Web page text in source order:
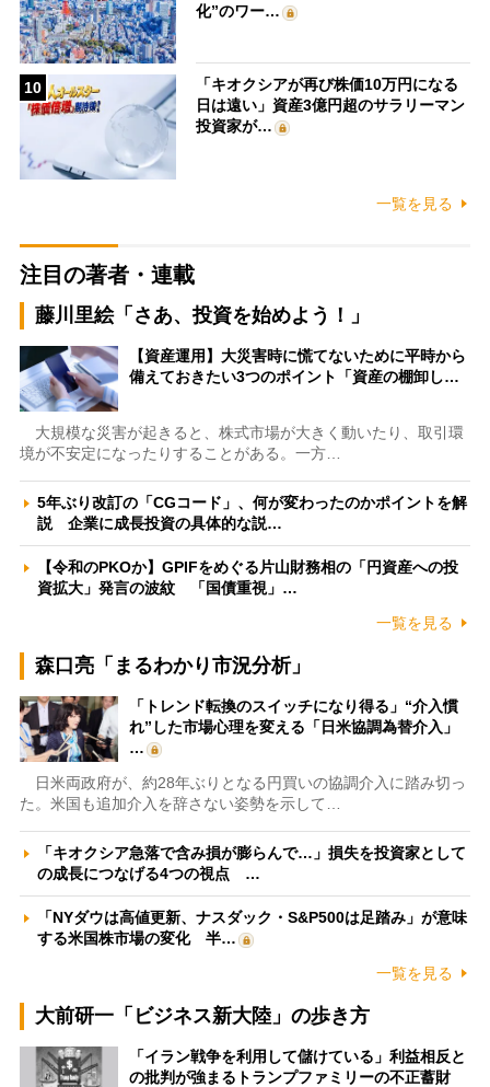
化”のワー…
10
「キオクシアが再び株価10万円になる
日は遠い」資産3億円超のサラリーマン
投資家が…
一覧を見る
注目の著者・連載
藤川里絵「さあ、投資を始めよう！」
【資産運用】大災害時に慌てないために平時から
備えておきたい3つのポイント「資産の棚卸し…
大規模な災害が起きると、株式市場が大きく動いたり、取引環
境が不安定になったりすることがある。一方…
5年ぶり改訂の「CGコード」、何が変わったのかポイントを解
説 企業に成長投資の具体的な説…
【令和のPKOか】GPIFをめぐる片山財務相の「円資産への投
資拡大」発言の波紋 「国債重視」…
一覧を見る
森口亮「まるわかり市況分析」
「トレンド転換のスイッチになり得る」“介入慣
れ”した市場心理を変える「日米協調為替介入」
…
日米両政府が、約28年ぶりとなる円買いの協調介入に踏み切っ
た。米国も追加介入を辞さない姿勢を示して…
「キオクシア急落で含み損が膨らんで…」損失を投資家として
の成長につなげる4つの視点 …
「NYダウは高値更新、ナスダック・S&P500は足踏み」が意味
する米国株市場の変化 半…
一覧を見る
大前研一「ビジネス新大陸」の歩き方
「イラン戦争を利用して儲けている」利益相反と
の批判が強まるトランプファミリーの不正蓄財